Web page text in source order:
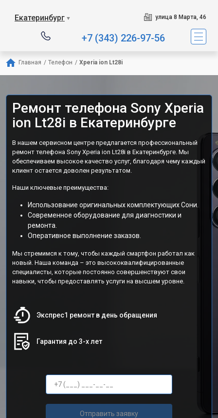
Екатеринбург ▼ улица 8 Марта, 46
+7 (343) 226-97-56
Главная / Телефон / Xperia ion Lt28i
Ремонт телефона Sony Xperia
ion Lt28i в Екатеринбурге
В нашем сервисном центре предлагается профессиональный
ремонт телефона Sony Xperia ion Lt28i в Екатеринбурге. Мы
обеспечиваем высокое качество услуг, благодаря чему каждый
клиент остается доволен результатом.
Наши ключевые преимущества:
Использование оригинальных комплектующих Сони.
Современное оборудование для диагностики и
ремонта.
Оперативное выполнение заказов.
Мы стремимся к тому, чтобы каждый смартфон работал как
новый. Наша команда – это высококвалифицированные
специалисты, которые постоянно совершенствуют свои
навыки, чтобы предоставлять услуги на высшем уровне.
Экспрес1 ремонт в день обращения
Гарантия до 3-х лет
Отправить заявку